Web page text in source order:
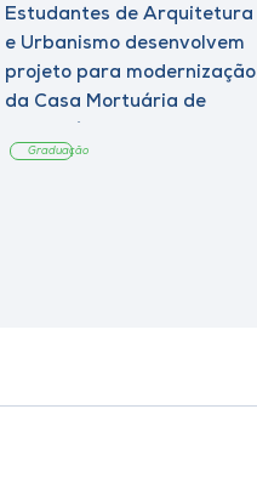
Estudantes de Arquitetura
e Urbanismo desenvolvem
projeto para modernização
da Casa Mortuária de
Graduação